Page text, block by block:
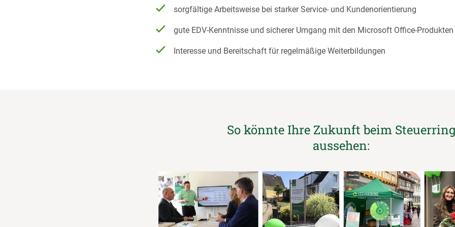
sorgfältige Arbeitsweise bei starker Service- und Kundenorientierung
gute EDV-Kenntnisse und sicherer Umgang mit den Microsoft Office-Produkten
Interesse und Bereitschaft für regelmäßige Weiterbildungen
So könnte Ihre Zukunft beim
aussehen: